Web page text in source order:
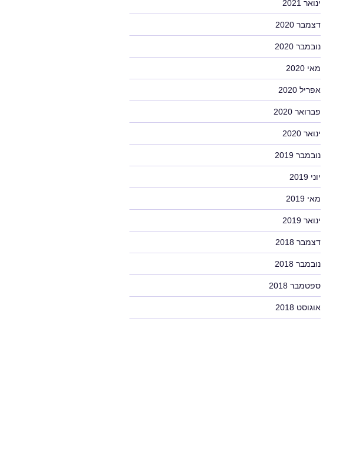
ינואר 2021
דצמבר 2020
נובמבר 2020
מאי 2020
אפריל 2020
פברואר 2020
ינואר 2020
נובמבר 2019
יוני 2019
מאי 2019
ינואר 2019
דצמבר 2018
נובמבר 2018
ספטמבר 2018
אוגוסט 2018